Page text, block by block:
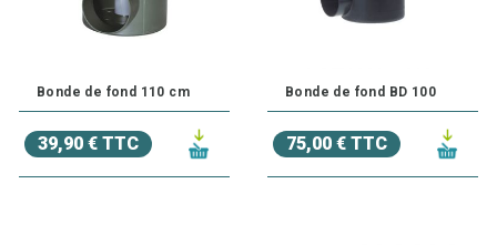
Bonde de fond 110 cm
39,90 € TTC
Bonde de fond BD 100
75,00 € TTC